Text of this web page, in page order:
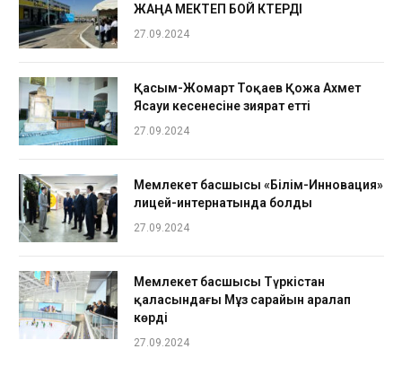
ЖАҢА МЕКТЕП БОЙ КӨТЕРДІ
27.09.2024
Қасым-Жомарт Тоқаев Қожа Ахмет
Ясауи кесенесіне зиярат етті
27.09.2024
Мемлекет басшысы «Білім-Инновация»
лицей-интернатында болды
27.09.2024
Мемлекет басшысы Түркістан
қаласындағы Мұз сарайын аралап
көрді
27.09.2024